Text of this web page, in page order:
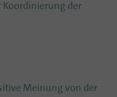
Koordinierung der
Meinung von der